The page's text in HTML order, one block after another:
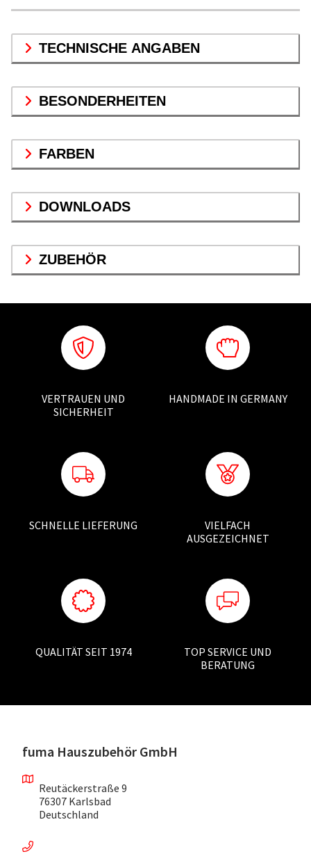
TECHNISCHE ANGABEN
BESONDERHEITEN
FARBEN
DOWNLOADS
ZUBEHÖR
VERTRAUEN UND
SICHERHEIT
HANDMADE IN GERMANY
SCHNELLE LIEFERUNG
VIELFACH
AUSGEZEICHNET
QUALITÄT SEIT 1974
TOP SERVICE UND
BERATUNG
fuma Hauszubehör GmbH
Reutäckerstraße 9
76307 Karlsbad
Deutschland